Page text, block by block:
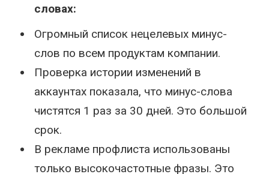
словах:
Огромный список нецелевых минус-
слов по всем продуктам компании.
Проверка истории изменений в
аккаунтах показала, что минус-слова
чистятся 1 раз за 30 дней. Это большой
срок.
В рекламе профлиста использованы
только высокочастотные фразы. Это